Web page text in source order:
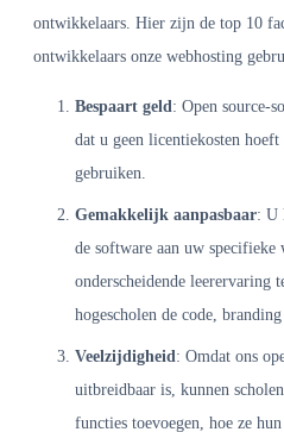
ontwikkelaars. Hier zijn de top 10
ontwikkelaars onze webhosting
Bespaart geld : Open source-
dat u geen licentiekosten
gebruiken.
Gemakkelijk aanpasbaar: U
de software aan uw specifieke
onderscheidende leerervaring
hogescholen de code,
Veelzijdigheid : Omdat ons
uitbreidbaar is, kunnen
functies toevoegen, hoe ze